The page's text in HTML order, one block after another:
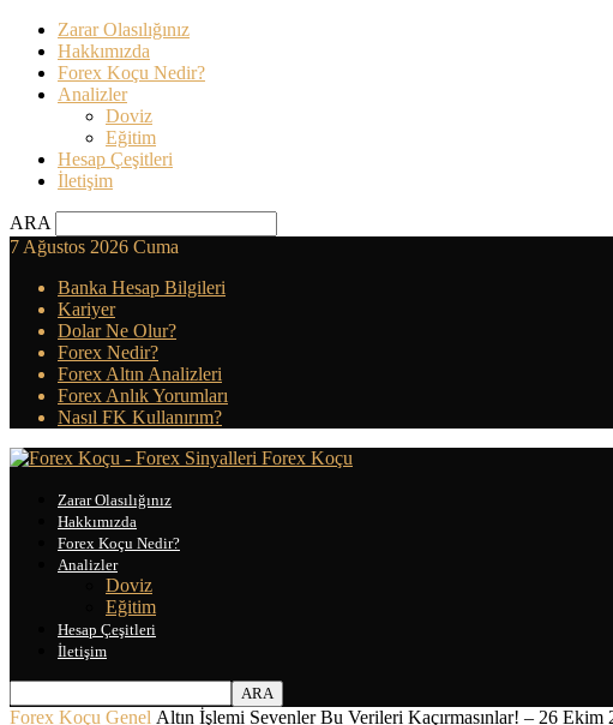
Zarar Olasılığınız
Hakkımızda
Forex Koçu Nedir?
Analizler
Doviz
Eğitim
Hesap Çeşitleri
İletişim
ARA
7 Ağustos 2026 Cuma
Banka Hesap Bilgileri
Kariyer
Dolar Ne Olur?
Forex Nedir?
Forex Altın Analizleri
Forex Anlık Yorumları
Nasıl FK Kullanırım?
Forex Koçu
Zarar Olasılığınız
Hakkımızda
Forex Koçu Nedir?
Analizler
Doviz
Eğitim
Hesap Çeşitleri
İletişim
Forex Koçu Genel Altın İşlemi Sevenler Bu Verileri Kaçırmasınlar! – 26 Ekim